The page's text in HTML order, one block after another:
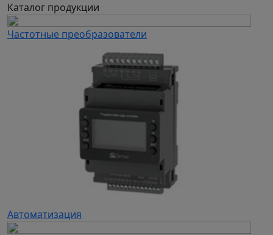
Каталог продукции
Частотные преобразователи
Автоматизация